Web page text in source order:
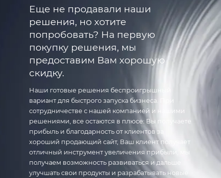
Еще не продавали наши
решения, но хотите
попробовать? На первую
покупку решения, мы
предоставим Вам хорошую
скидку.
Наши готовые решения беспроигрышный
вариант для быстрого запуска бизнеса. При
сотрудничестве с нашей компанией и нашими
решениями, все остаются в плюсе: Вы получаете
прибыль и благодарность от клиентов за
хороший продающий сайт, Ваш клиент получает
отличный инструмент увеличения прибыли, мы
получаем возможность развиваться и дальше
улучшать свои продукты и разрабатывать новые